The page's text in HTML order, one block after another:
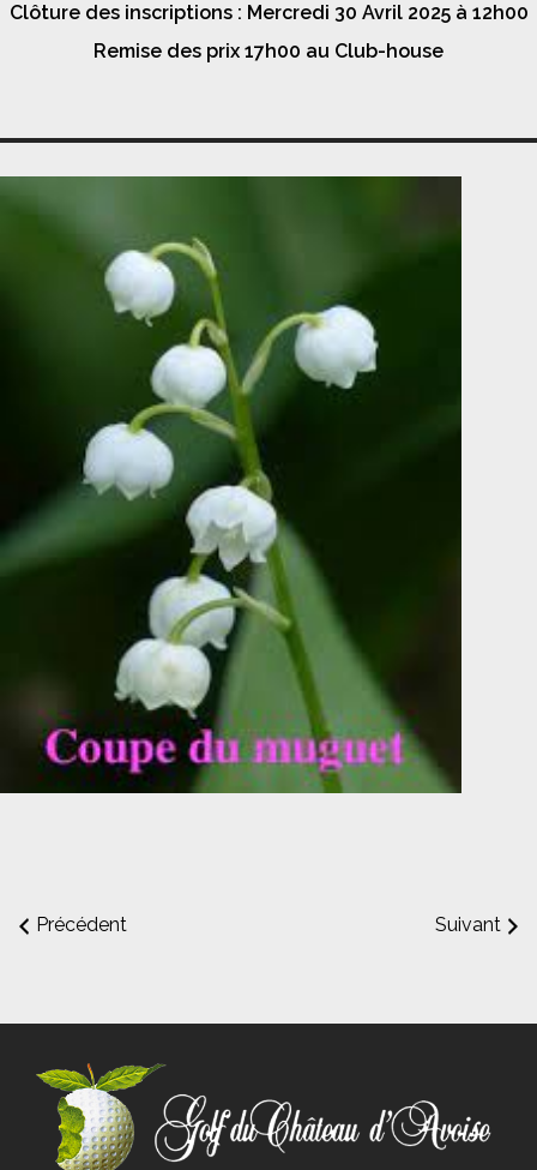
Clôture des inscriptions : Mercredi 30 Avril 2025 à 12h00
Remise des prix 17h00 au Club-house
Précédent Suivant